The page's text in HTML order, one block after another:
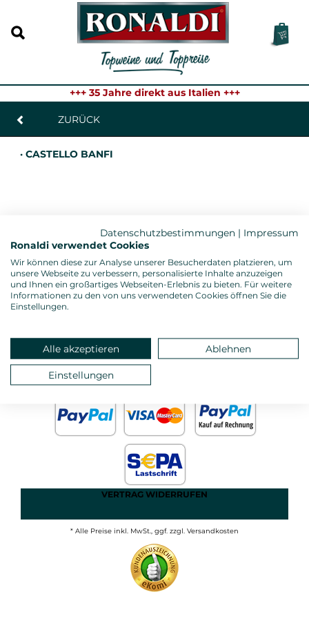
+++ 35 Jahre direkt aus Italien +++
ZURÜCK
· CASTELLO BANFI
ANMELDEN MEIN KONTO STARTSEITE
IMPRESSUM
DATEN- UND
VERTRAG WIDERRUFEN
* Alle Preise inkl. MwSt., ggf. zzgl. Versandkosten
Datenschutzbestimmungen | Impressum
Ronaldi verwendet Cookies
Wir können diese zur Analyse unserer Besucherdaten platzieren, um
unsere Webseite zu verbessern, personalisierte Inhalte anzuzeigen
und Ihnen ein großartiges Webseiten-Erlebnis zu bieten. Für weitere
Informationen zu den von uns verwendeten Cookies öffnen Sie die
Einstellungen.
Alle akzeptieren Ablehnen
Einstellungen